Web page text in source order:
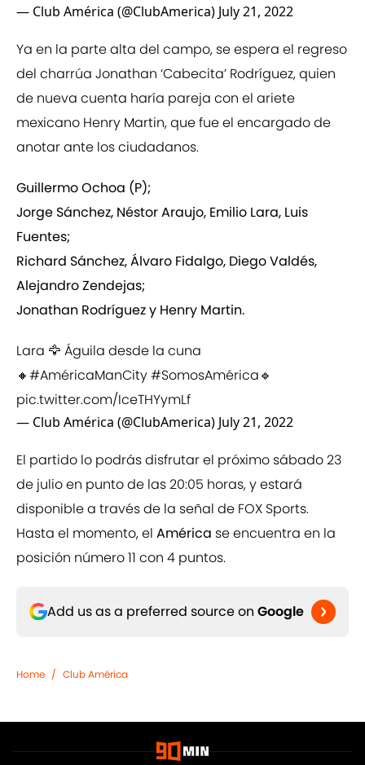
— Club América (@ClubAmerica) July 21, 2022
Ya en la parte alta del campo, se espera el regreso
del charrúa Jonathan ‘Cabecita’ Rodríguez, quien
de nueva cuenta haría pareja con el ariete
mexicano Henry Martin, que fue el encargado de
anotar ante los ciudadanos.
Guillermo Ochoa (P);
Jorge Sánchez, Néstor Araujo, Emilio Lara, Luis
Fuentes;
Richard Sánchez, Álvaro Fidalgo, Diego Valdés,
Alejandro Zendejas;
Jonathan Rodríguez y Henry Martin.
Lara 🦅 Águila desde la cuna
🔸#AméricaManCity#SomosAmérica🔹
pic.twitter.com/IceTHYymLf
— Club América (@ClubAmerica) July 21, 2022
El partido lo podrás disfrutar el próximo sábado 23
de julio en punto de las 20:05 horas, y estará
disponible a través de la señal de FOX Sports.
Hasta el momento, el América se encuentra en la
posición número 11 con 4 puntos.
Add us as a preferred source on Google
Home / Club América